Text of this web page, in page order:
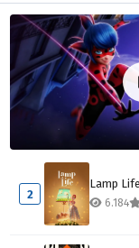
1
Mucize Uğur
11.457 8.10
2
Lamp Life
6.184